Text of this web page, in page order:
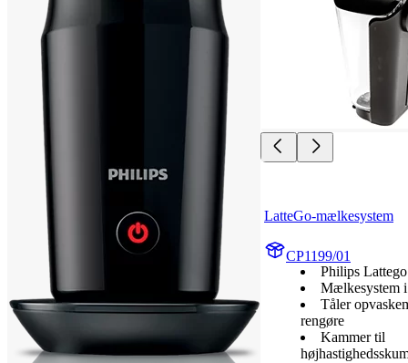
LatteGo-mælkesystem
CP1199/01
Philips Lattego
Mælkesystem
Tåler
rengøre
Kammer til